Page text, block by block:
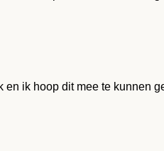
ik hoop dit mee te kunnen